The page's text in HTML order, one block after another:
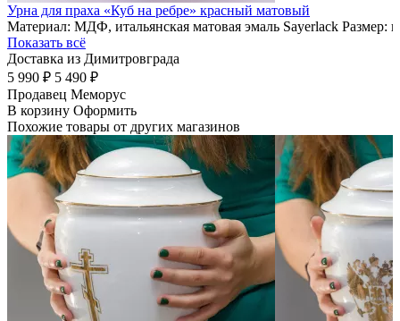
Урна для праха «Куб на ребре» красный матовый
Материал: МДФ, итальянская матовая эмаль Sayerlack
Показать всё
Доставка из Димитровграда
5 990 ₽ 5 490 ₽
Продавец Меморус
В корзину Оформить
Похожие товары от других магазинов